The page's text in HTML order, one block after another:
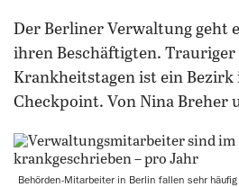
Der Berliner Verwaltung geht
ihren Beschäftigten.
Krankheitstagen ist ein Bezirk
Checkpoint. Von Nina Breher
Behörden-Mitarbeiter in Berlin fallen sehr